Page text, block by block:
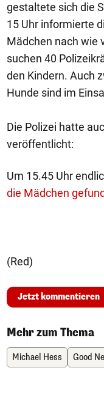
gestaltete sich die
15 Uhr informierte
Mädchen nach wie
suchen 40
den Kindern. Auch
Hunde sind im
Die Polizei hatte
veröffentlicht:
Um 15.45 Uhr
die Mädchen
(Red)
Jetzt kommentieren
Mehr zum Thema
Michael Hess Good